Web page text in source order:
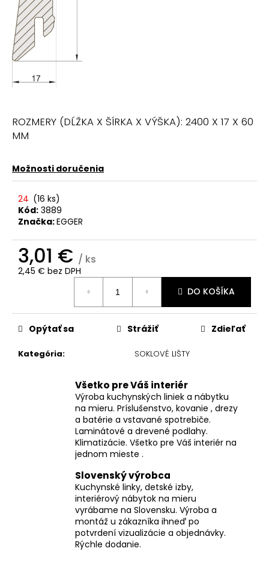
ROZMERY (DĹŽKA X ŠÍRKA X VÝŠKA): 2400 X 17 X 60
MM
Možnosti doručenia
24 (16 ks)
Kód: 3889
Značka:EGGER
3,01 € / ks
2,45 € bez DPH
DO KOŠÍKA
Kategória: SOKLOVÉ LIŠTY
Opýtať sa Strážiť Zdieľať
Všetko pre Váš interiér
Výroba kuchynských liniek a nábytku
na mieru. Príslušenstvo, kovanie , drezy
a batérie a vstavané spotrebiče.
Laminátové a drevené podlahy.
Klimatizácie. Všetko pre Váš interiér na
jednom mieste .
Slovenský výrobca
Kuchynské linky, detské izby,
interiérový nábytok na mieru
vyrábame na Slovensku. Výroba a
montáž u zákazníka ihneď po
potvrdení vizualizácie a objednávky.
Rýchle dodanie.